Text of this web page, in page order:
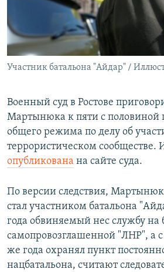
СОЦИАЛЬНЫЕ СЕТИ
Все сайты РСЕ/РС
Участник батальона "Айдар" /
Военный суд в Ростове
Мартынюка к пяти с половиной
общего режима по делу об
террористическом сообществе.
опубликована на сайте суда.
По версии следствия, Мартынюк
стал участником батальона
года обвиняемый нес службу на
самопровозглашенной "ЛНР", а
же года охранял пункт
нацбатальона, считают